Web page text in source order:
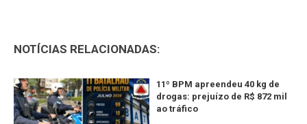
NOTÍCIAS RELACIONADAS:
11º BPM apreendeu 40 kg de
drogas: prejuízo de R$ 872 mil
ao tráfico